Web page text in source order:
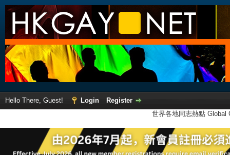
Hello There, Guest! Login
Register
世界各地同志熱點